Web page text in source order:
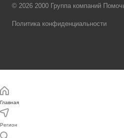
© 2026 2000 Группа компаний
Политика конфиденциальности
Главная
Регион